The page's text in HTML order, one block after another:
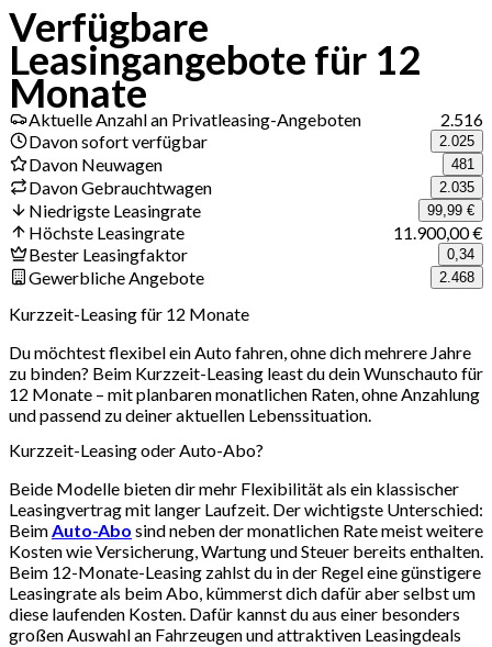
Verfügbare
Leasingangebote für 12
Monate
Aktuelle Anzahl an Privatleasing-Angeboten
2.516
Davon sofort verfügbar
2.025
Davon Neuwagen 481
Davon Gebrauchtwagen 2.035
Niedrigste Leasingrate 99,99 €
Höchste Leasingrate
11.900,00 €
Bester Leasingfaktor
0,34
Gewerbliche Angebote 2.468
Kurzzeit-Leasing für 12 Monate
Du möchtest flexibel ein Auto fahren, ohne dich mehrere Jahre
zu binden? Beim Kurzzeit-Leasing least du dein Wunschauto für
12 Monate – mit planbaren monatlichen Raten, ohne Anzahlung
und passend zu deiner aktuellen Lebenssituation.
Kurzzeit-Leasing oder Auto-Abo?
Beide Modelle bieten dir mehr Flexibilität als ein klassischer
Leasingvertrag mit langer Laufzeit. Der wichtigste Unterschied:
BeimAuto-Abo sind neben der monatlichen Rate meist weitere
Kosten wie Versicherung, Wartung und Steuer bereits enthalten.
Beim 12-Monate-Leasing zahlst du in der Regel eine günstigere
Leasingrate als beim Abo, kümmerst dich dafür aber selbst um
diese laufenden Kosten. Dafür kannst du aus einer besonders
großen Auswahl an Fahrzeugen und attraktiven Leasingdeals